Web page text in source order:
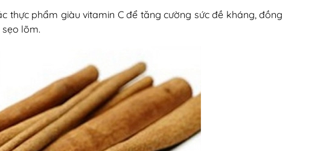
thực phẩm giàu vitamin C để tăng cường sức đề kháng, đồng
lõm.